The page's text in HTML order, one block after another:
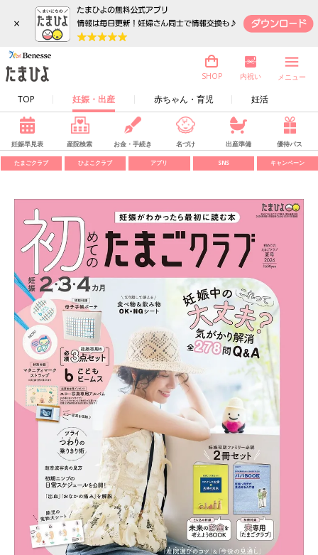
×
TOP 妊娠・出産 赤ちゃん・育児 妊活
SHOP 内祝い メニュー
妊娠早見表 産院検索 お金・手続き 名づけ 出産準備 優待パス
たまごクラブ ひよこクラブ アプリ SNS キャンペーン